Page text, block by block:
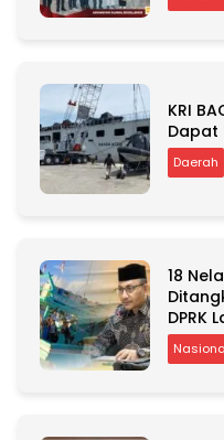
KRI
Dapat
Daerah
18
DPRK